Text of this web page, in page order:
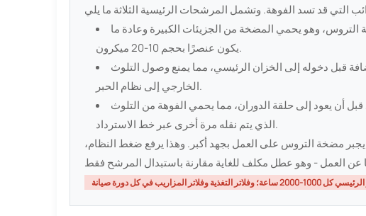
وهو يحمي المضخة من الجزيئات الكبيرة وعادة ما
يكون عنصرًا بحجم 10-20 ميكرون.
قبل دخوله إلى الخزان الرئيسي، مما يمنع وصول التلوث
الخارجي إلى نظام الحبر.
أن يعود إلى حلقة الدوران، مما يحمي الفوهة من التلوث
الذي يتم نقله مرة أخرى عبر خط الاسترداد.
مضخة التروس على العمل بجهد أكبر. وهذا يرفع ضغط النظام،